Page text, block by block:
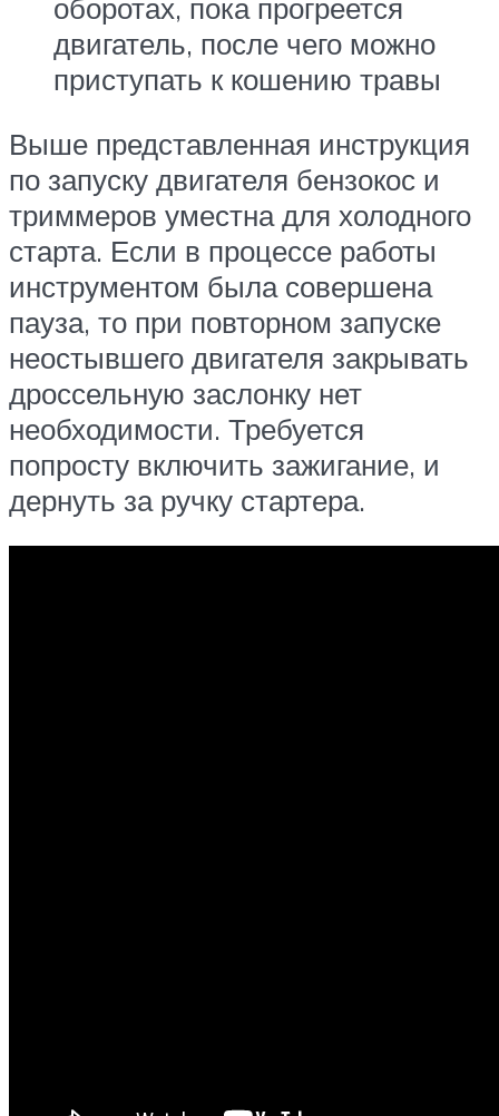
оборотах, пока прогреется
двигатель, после чего можно
приступать к кошению травы
Выше представленная инструкция
по запуску двигателя бензокос и
триммеров уместна для холодного
старта. Если в процессе работы
инструментом была совершена
пауза, то при повторном запуске
неостывшего двигателя закрывать
дроссельную заслонку нет
необходимости. Требуется
попросту включить зажигание, и
дернуть за ручку стартера.